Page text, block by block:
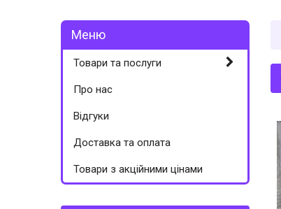
Товари та послуги
Про нас
Відгуки
Доставка та оплата
Товари з акційними цінами